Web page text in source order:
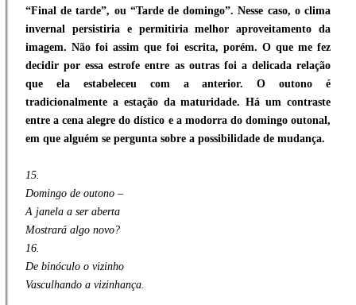
“Final de tarde”, ou “Tarde de domingo”. Nesse caso, o clima
invernal persistiria e permitiria melhor aproveitamento da
imagem. Não foi assim que foi escrita, porém. O que me fez
decidir por essa estrofe entre as outras foi a delicada relação
que ela estabeleceu com a anterior. O outono é
tradicionalmente a estação da maturidade. Há um contraste
entre a cena alegre do dístico e a modorra do domingo outonal,
em que alguém se pergunta sobre a possibilidade de mudança.
15.
Domingo de outono –
A janela a ser aberta
Mostrará algo novo?
16.
De binóculo o vizinho
Vasculhando a vizinhança.